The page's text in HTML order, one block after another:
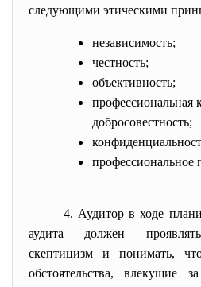
следующими этическими
независимость;
честность;
объективность;
профессиональная
добросовестность;
профессиональное
4. Аудитор в ходе
аудита должен
скептицизм и понимать,
обстоятельства, влекущие